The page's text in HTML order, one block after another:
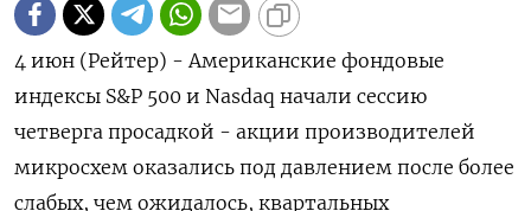
4 июн (Рейтер) - Американские фондовые
индексы ‌S&P 500 и Nasdaq ​начали ​сессию ​
четверга ⁠просадкой - ‌акции производителей
микросхем ‌оказались под давлением ​после ‌более
слабых, ​чем ожидалось, квартальных